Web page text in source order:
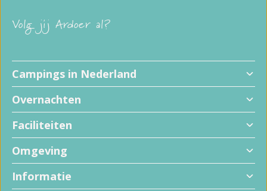
Volg jij Ardoer al?
Campings in Nederland
Overnachten
Faciliteiten
Omgeving
Informatie